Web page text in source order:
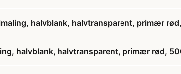
halvblank, halvtransparent, primær
halvblank, halvtransparent, primær rød,